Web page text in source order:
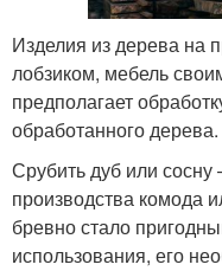
Изделия из дерева на
лобзиком, мебель
предполагает
обработанного дерева.
Срубить дуб или
производства комода
бревно стало
использования, его